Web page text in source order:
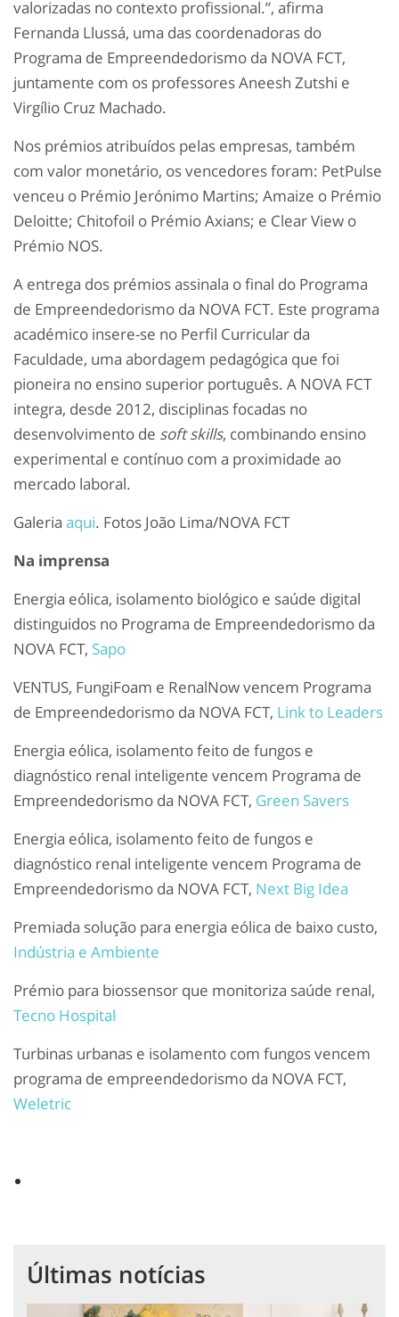
valorizadas no contexto profissional.”, afirma
Fernanda Llussá, uma das coordenadoras do
Programa de Empreendedorismo da NOVA FCT,
juntamente com os professores Aneesh Zutshi e
Virgílio Cruz Machado.
Nos prémios atribuídos pelas empresas, também
com valor monetário, os vencedores foram: PetPulse
venceu o Prémio Jerónimo Martins; Amaize o Prémio
Deloitte; Chitofoil o Prémio Axians; e Clear View o
Prémio NOS.
A entrega dos prémios assinala o final do Programa
de Empreendedorismo da NOVA FCT. Este programa
académico insere-se no Perfil Curricular da
Faculdade, uma abordagem pedagógica que foi
pioneira no ensino superior português. A NOVA FCT
integra, desde 2012, disciplinas focadas no
desenvolvimento de soft skills, combinando ensino
experimental e contínuo com a proximidade ao
mercado laboral.
Galeria aqui. Fotos João Lima/NOVA FCT
Na imprensa
Energia eólica, isolamento biológico e saúde digital
distinguidos no Programa de Empreendedorismo da
NOVA FCT, Sapo
VENTUS, FungiFoam e RenalNow vencem Programa
de Empreendedorismo da NOVA FCT, Link to Leaders
Energia eólica, isolamento feito de fungos e
diagnóstico renal inteligente vencem Programa de
Empreendedorismo da NOVA FCT, Green Savers
Energia eólica, isolamento feito de fungos e
diagnóstico renal inteligente vencem Programa de
Empreendedorismo da NOVA FCT, Next Big Idea
Premiada solução para energia eólica de baixo custo,
Indústria e Ambiente
Prémio para biossensor que monitoriza saúde renal,
Tecno Hospital
Turbinas urbanas e isolamento com fungos vencem
programa de empreendedorismo da NOVA FCT,
Weletric
Últimas notícias